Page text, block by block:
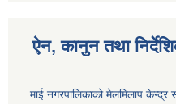
ऐन, कानुन तथा
माई नगरपालिकाको मेलमिलाप केन्द्र